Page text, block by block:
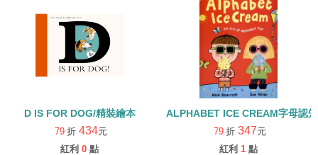
D IS FOR DOG/精裝繪本
79 折 434元
紅利 0 點
ALPHABET ICE CREAM字母認
79 折 347元
紅利 1 點